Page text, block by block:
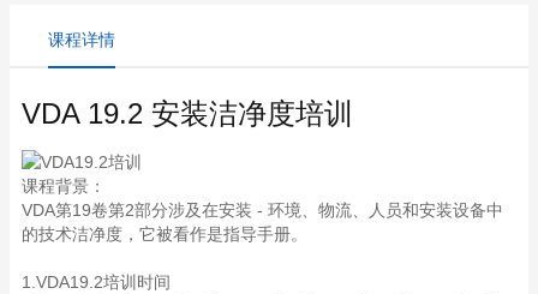
课程详情
VDA 19.2 安装洁净度培训
课程背景：
VDA第19卷第2部分涉及在安装 - 环境、物流、人员和安装设备中
的技术洁净度，它被看作是指导手册。
1.VDA19.2培训时间